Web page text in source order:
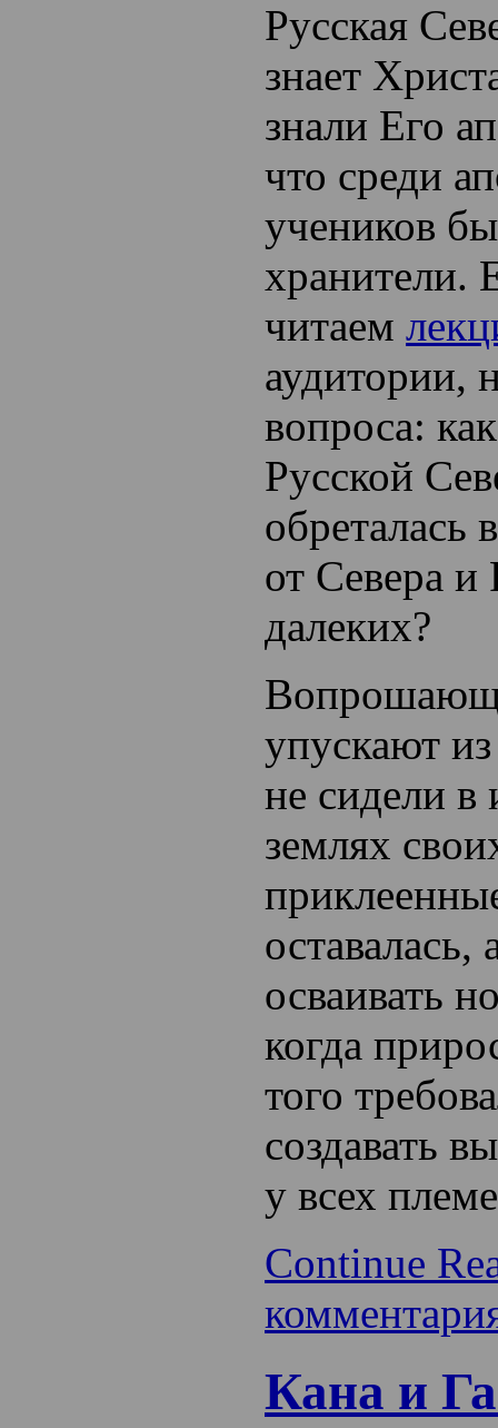
Русская
знает
знали Его
что среди
учеников
хранители.
читаем
аудитории,
вопроса:
Русской
обреталась
от Севера и
далеких?
упускают
не сидели в
землях
оставалась,
осваивать
когда
того
создавать
у всех
Continue
Кана и